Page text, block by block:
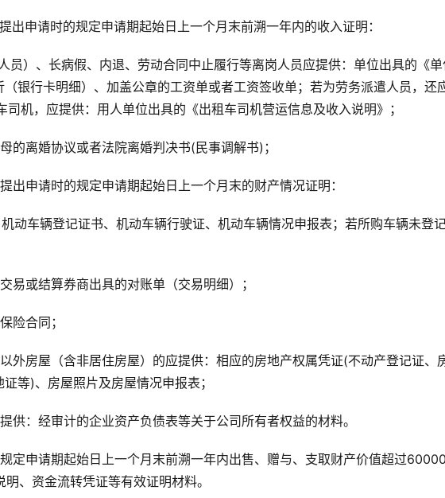
出申请时的规定申请期起始日上一个月末前溯一年内的收入证明：
员）、长病假、内退、劳动合同中止履行等离岗人员应提供：单位出具的《单
银行卡明细）、加盖公章的工资单或者工资签收单；若为劳务派遣人员，还
机，应提供：用人单位出具的《出租车司机营运信息及收入说明》；
的离婚协议或者法院离婚判决书(民事调解书)；
出申请时的规定申请期起始日上一个月末的财产情况证明：
机动车辆登记证书、机动车辆行驶证、机动车辆情况申报表；若所购车辆未登
易或结算券商出具的对账单（交易明细）；
险合同；
外房屋（含非居住房屋）的应提供：相应的房地产权属凭证(不动产登记证、
等)、房屋照片及房屋情况申报表；
供：经审计的企业资产负债表等关于公司所有者权益的材料。
定申请期起始日上一个月末前溯一年内出售、赠与、支取财产价值超过
、资金流转凭证等有效证明材料。